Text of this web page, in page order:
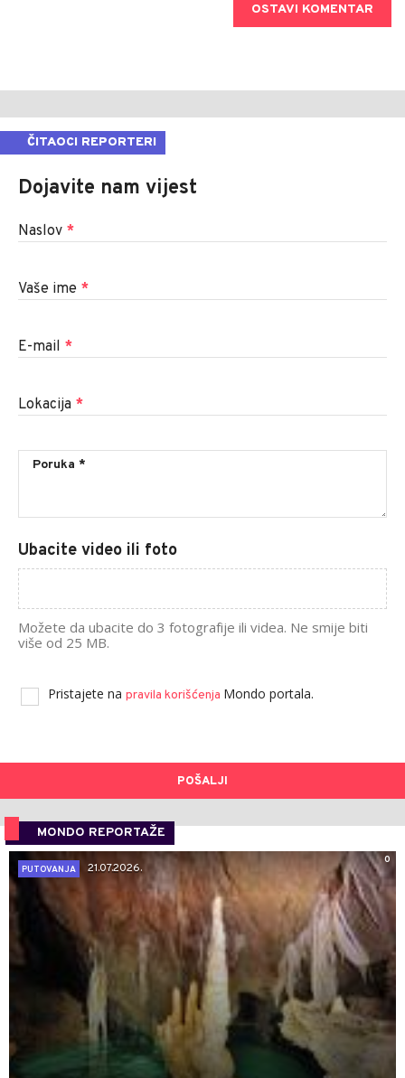
OSTAVI KOMENTAR
ČITAOCI REPORTERI
Dojavite nam vijest
Naslov *
Vaše ime *
E-mail *
Lokacija *
Ubacite video ili foto
Možete da ubacite do 3 fotografije ili videa. Ne smije biti
više od 25 MB.
Pristajete na pravila korišćenja Mondo portala.
POŠALJI
MONDO REPORTAŽE
0
PUTOVANJA
21.07.2026.